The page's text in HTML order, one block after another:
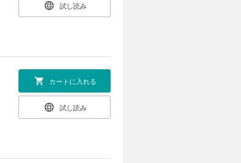
試し読み
カートに入れる
試し読み